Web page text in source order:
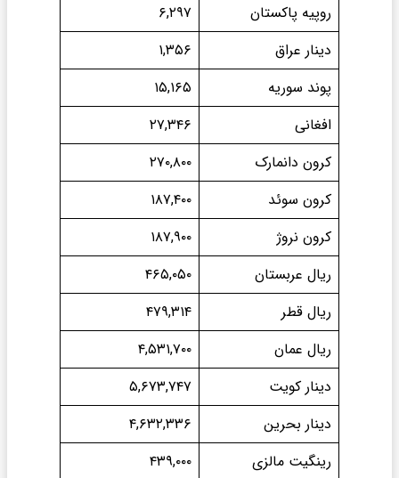
روپیه پاکستان
۶,۲۹۷
دینار عراق
۱,۳۵۶
پوند سوریه
۱۵,۱۶۵
افغانی
۲۷,۳۴۶
کرون دانمارک
۲۷۰,۸۰۰
کرون سوئد
۱۸۷,۴۰۰
کرون نروژ
۱۸۷,۹۰۰
ریال عربستان
۴۶۵,۰۵۰
ریال قطر
۴۷۹,۳۱۴
ریال عمان
۴,۵۳۱,۷۰۰
دینار کویت
۵,۶۷۳,۷۴۷
دینار بحرین
۴,۶۳۲,۳۳۶
رینگیت مالزی
۴۳۹,۰۰۰